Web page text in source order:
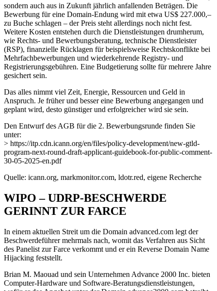
sondern auch aus in Zukunft jährlich anfallenden Beträgen. Die
Bewerbung für eine Domain-Endung wird mit etwa US$ 227.000,–
zu Buche schlagen – der Preis steht allerdings noch nicht fest.
Weitere Kosten entstehen durch die Dienstleistungen drumherum,
wie Rechts- und Bewerbungsberatung, technische Dienstleister
(RSP), finanzielle Rücklagen für beispielsweise Rechtskonflikte bei
Mehrfachbewerbungen und wiederkehrende Registry- und
Registrierungsgebühren. Eine Budgetierung sollte für mehrere Jahre
gesichert sein.
Das alles nimmt viel Zeit, Energie, Ressourcen und Geld in
Anspruch. Je früher und besser eine Bewerbung angegangen und
geplant wird, desto günstiger und erfolgreicher wird sie sein.
Den Entwurf des AGB für die 2. Bewerbungsrunde finden Sie
unter:
> https://itp.cdn.icann.org/en/files/policy-development/new-gtld-
program-next-round-draft-applicant-guidebook-for-public-comment-
30-05-2025-en.pdf
Quelle: icann.org, markmonitor.com, ldotr.red, eigene Recherche
WIPO – UDRP-BESCHWERDE
GERINNT ZUR FARCE
In einem aktuellen Streit um die Domain advanced.com legt der
Beschwerdeführer mehrmals nach, womit das Verfahren aus Sicht
des Panelist zur Farce verkommt und er ein Reverse Domain Name
Hijacking feststellt.
Brian M. Maouad und sein Unternehmen Advance 2000 Inc. bieten
Computer-Hardware und Software-Beratungsdienstleistungen,